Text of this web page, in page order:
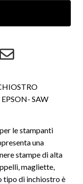
SAW
le stampanti
una
stampe di alta
magliette,
di inchiostro è